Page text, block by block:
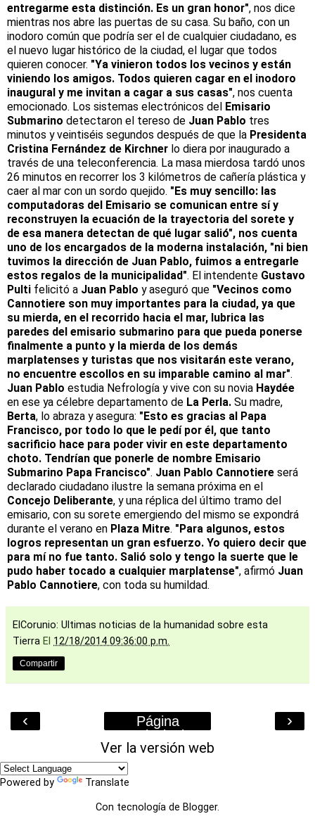
entregarme esta distinción. Es un gran honor", nos dice
mientras nos abre las puertas de su casa. Su baño, con un
inodoro común que podría ser el de cualquier ciudadano, es
el nuevo lugar histórico de la ciudad, el lugar que todos
quieren conocer. "Ya vinieron todos los vecinos y están
viniendo los amigos. Todos quieren cagar en el inodoro
inaugural y me invitan a cagar a sus casas", nos cuenta
emocionado. Los sistemas electrónicos del Emisario
Submarino detectaron el tereso de Juan Pablo tres
minutos y veintiséis segundos después de que la Presidenta
Cristina Fernández de Kirchner lo diera por inaugurado a
través de una teleconferencia. La masa mierdosa tardó unos
26 minutos en recorrer los 3 kilómetros de cañería plástica y
caer al mar con un sordo quejido. "Es muy sencillo: las
computadoras del Emisario se comunican entre sí y
reconstruyen la ecuación de la trayectoria del sorete y
de esa manera detectan de qué lugar salió", nos cuenta
uno de los encargados de la moderna instalación, "ni bien
tuvimos la dirección de Juan Pablo, fuimos a entregarle
estos regalos de la municipalidad". El intendente Gustavo
Pulti felicitó a Juan Pablo y aseguró que "Vecinos como
Cannotiere son muy importantes para la ciudad, ya que
su mierda, en el recorrido hacia el mar, lubrica las
paredes del emisario submarino para que pueda ponerse
finalmente a punto y la mierda de los demás
marplatenses y turistas que nos visitarán este verano,
no encuentre escollos en su imparable camino al mar".
Juan Pablo estudia Nefrología y vive con su novia Haydée
en ese ya célebre departamento de La Perla. Su madre,
Berta, lo abraza y asegura: "Esto es gracias al Papa
Francisco, por todo lo que le pedí por él, que tanto
sacrificio hace para poder vivir en este departamento
choto. Tendrían que ponerle de nombre Emisario
Submarino Papa Francisco". Juan Pablo Cannotiere será
declarado ciudadano ilustre la semana próxima en el
Concejo Deliberante, y una réplica del último tramo del
emisario, con su sorete emergiendo del mismo se expondrá
durante el verano en Plaza Mitre. "Para algunos, estos
logros representan un gran esfuerzo. Yo quiero decir que
para mí no fue tanto. Salió solo y tengo la suerte que le
pudo haber tocado a cualquier marplatense", afirmó Juan
Pablo Cannotiere, con toda su humildad.
ElCorunio: Ultimas noticias de la humanidad sobre esta
Tierra El 12/18/2014 09:36:00 p.m.
Compartir
‹ ›
Página
Principal
Ver la versión web
Powered by Translate
Con tecnología de Blogger.